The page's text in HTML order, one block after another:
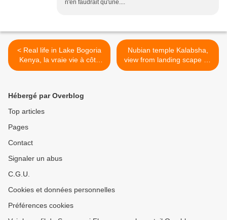
n'en faudrait qu'une....
< Real life in Lake Bogoria
Kenya, la vraie vie à côté
du lac Bogoria au Kenya
Nubian temple Kalabsha,
view from landing scape so
new >
Hébergé par Overblog
Top articles
Pages
Contact
Signaler un abus
C.G.U.
Cookies et données personnelles
Préférences cookies